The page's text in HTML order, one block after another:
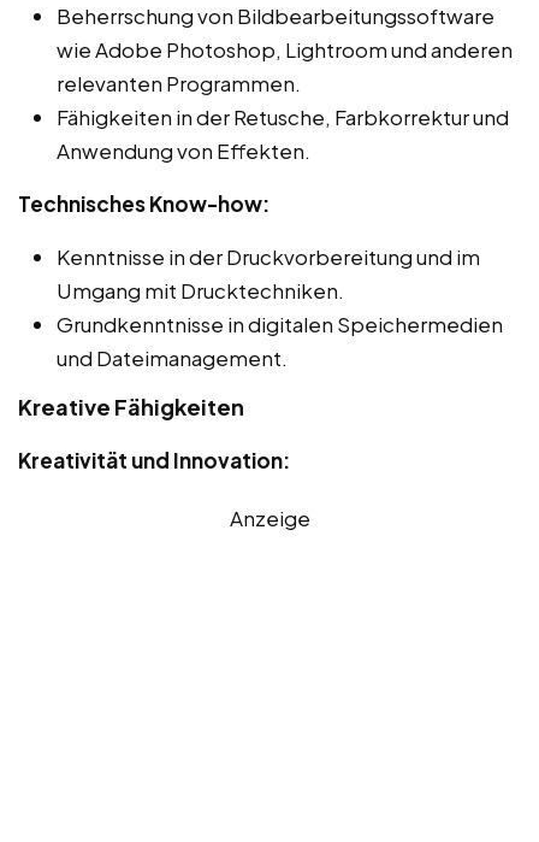
Beherrschung von Bildbearbeitungssoftware
wie Adobe Photoshop, Lightroom und anderen
relevanten Programmen.
Fähigkeiten in der Retusche, Farbkorrektur und
Anwendung von Effekten.
Technisches Know-how:
Kenntnisse in der Druckvorbereitung und im
Umgang mit Drucktechniken.
Grundkenntnisse in digitalen Speichermedien
und Dateimanagement.
Kreative Fähigkeiten
Kreativität und Innovation:
Anzeige